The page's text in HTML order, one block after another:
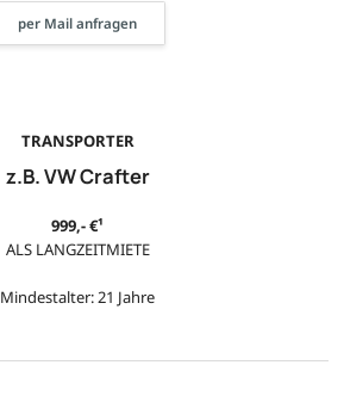
per Mail anfragen
TRANSPORTER
z.B. VW Crafter
999,- €¹
ALS LANGZEITMIETE
Mindestalter: 21 Jahre